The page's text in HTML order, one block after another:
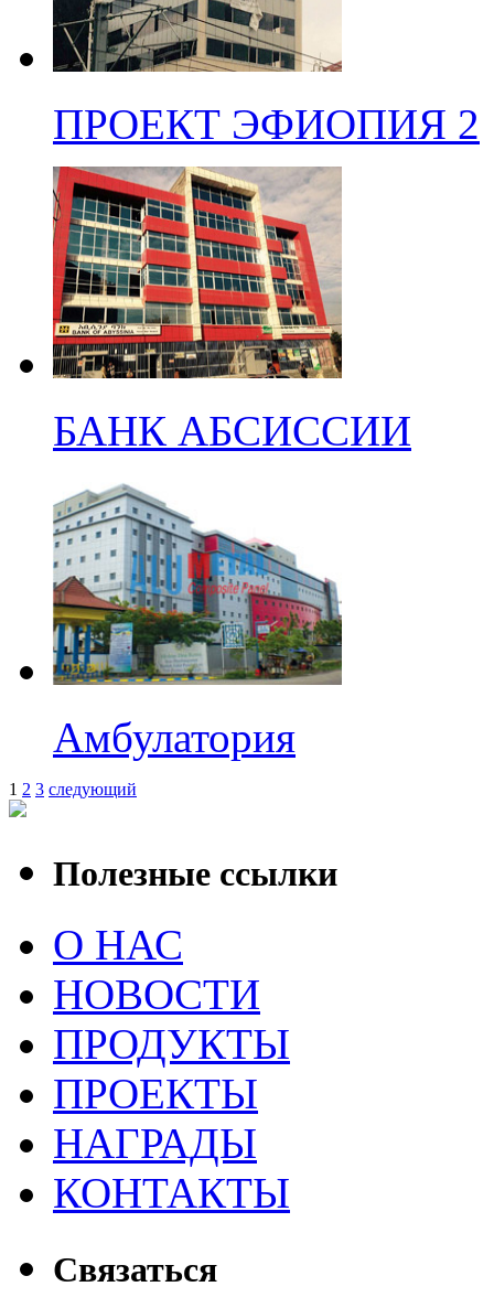
ПРОЕКТ ЭФИОПИЯ 2
БАНК АБСИССИИ
Амбулатория
1 2 3 следующий
Полезные ссылки
О НАС
НОВОСТИ
ПРОДУКТЫ
ПРОЕКТЫ
НАГРАДЫ
КОНТАКТЫ
Связаться